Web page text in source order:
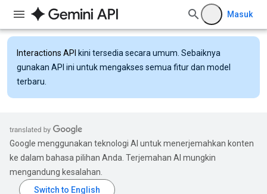
Masuk
Interactions API kini tersedia secara umum. Sebaiknya
gunakan API ini untuk mengakses semua fitur dan model
terbaru.
Google menggunakan teknologi AI untuk menerjemahkan konten
ke dalam bahasa pilihan Anda. Terjemahan AI mungkin
mengandung kesalahan.